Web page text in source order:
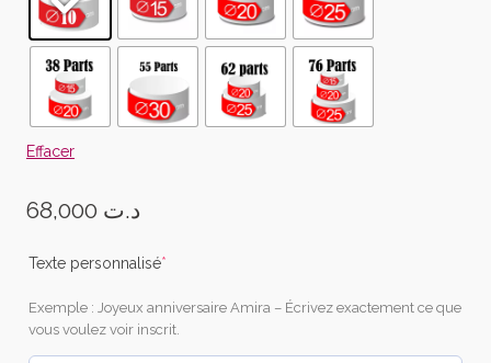
Effacer
د.ت
Texte personnalisé*
Exemple : Joyeux anniversaire Amira – Écrivez exactement ce que
vous voulez voir inscrit.